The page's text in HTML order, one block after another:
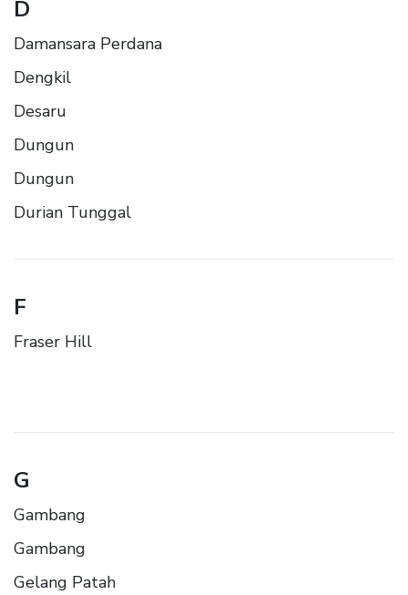
D
Damansara Perdana
Dengkil
Desaru
Dungun
Dungun
Durian Tunggal
F
Fraser Hill
G
Gambang
Gambang
Gelang Patah